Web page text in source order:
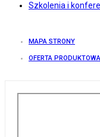
Szkolenia i
MAPA STRONY
OFERTA PRODUKTOWA